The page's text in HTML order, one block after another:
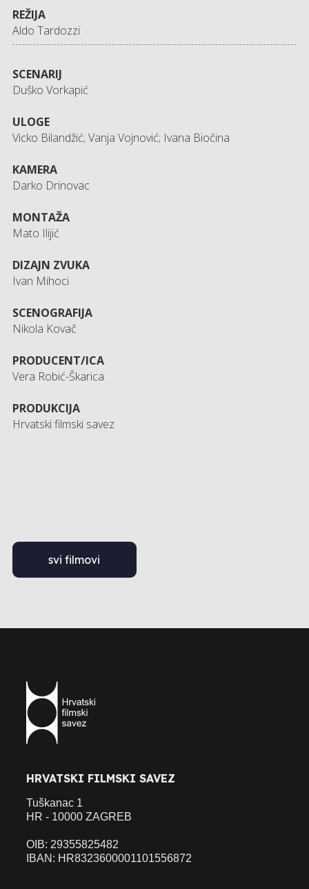
REŽIJA
Aldo Tardozzi
SCENARIJ
Duško Vorkapić
ULOGE
Vicko Bilandžić; Vanja Vojnović; Ivana Biočina
KAMERA
Darko Drinovac
MONTAŽA
Mato Ilijić
DIZAJN ZVUKA
Ivan Mihoci
SCENOGRAFIJA
Nikola Kovač
PRODUCENT/ICA
Vera Robić-Škarica
PRODUKCIJA
Hrvatski filmski savez
svi filmovi
HRVATSKI FILMSKI SAVEZ
Tuškanac 1
HR - 10000 ZAGREB
OIB: 29355825482
IBAN: HR8323600001101556872